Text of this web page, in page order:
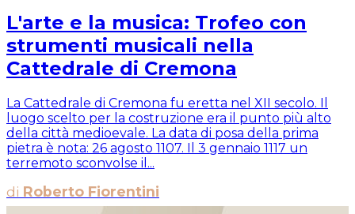
L'arte e la musica: Trofeo con
strumenti musicali nella
Cattedrale di Cremona
La Cattedrale di Cremona fu eretta nel XII secolo. Il
luogo scelto per la costruzione era il punto più alto
della città medioevale. La data di posa della prima
pietra è nota: 26 agosto 1107. Il 3 gennaio 1117 un
terremoto sconvolse il...
di Roberto Fiorentini